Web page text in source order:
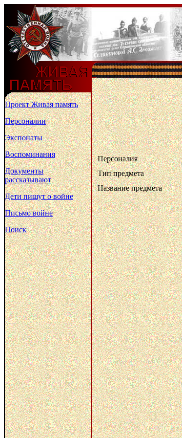
Проект Живая память
Персоналии
Экспонаты
Воспоминания
Документы
рассказывают
Дети пишут о войне
Письмо войне
Поиск
Персоналия
Тип предмета
Название предмета